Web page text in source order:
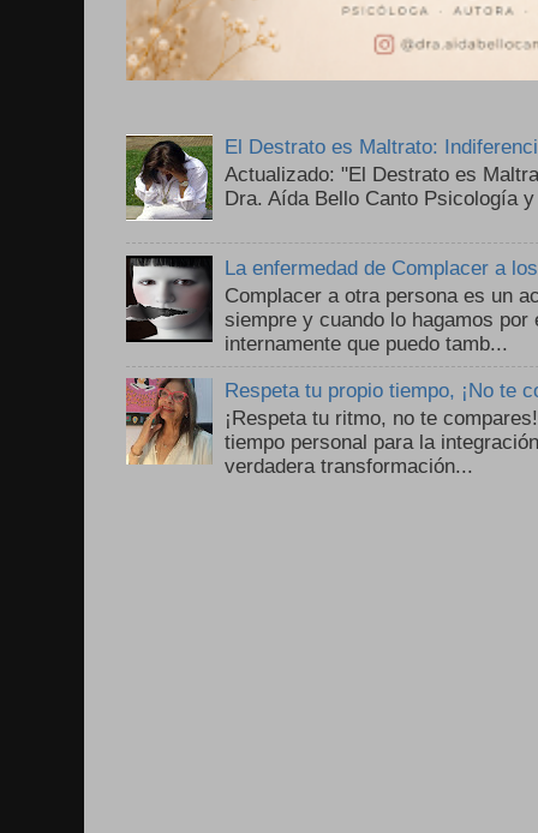
El Destrato es Maltrato:
Actualizado: "El Destrato es
Dra. Aída Bello Canto Psicología
La enfermedad de Complacer a
Complacer a otra persona es un
siempre y cuando lo hagamos por
internamente que puedo tamb...
Respeta tu propio tiempo, ¡No te
¡Respeta tu ritmo, no te
tiempo personal para la
verdadera transformación...